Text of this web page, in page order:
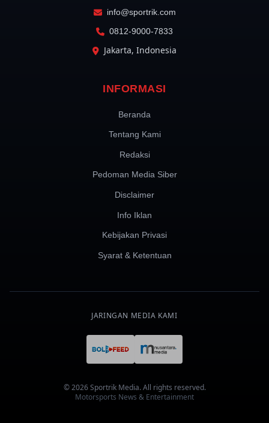
info@sportrik.com
0812-9000-7833
Jakarta, Indonesia
INFORMASI
Beranda
Tentang Kami
Redaksi
Pedoman Media Siber
Disclaimer
Info Iklan
Kebijakan Privasi
Syarat & Ketentuan
JARINGAN MEDIA KAMI
© 2026 Sportrik Media. All rights reserved.
Motorsports News & Entertainment